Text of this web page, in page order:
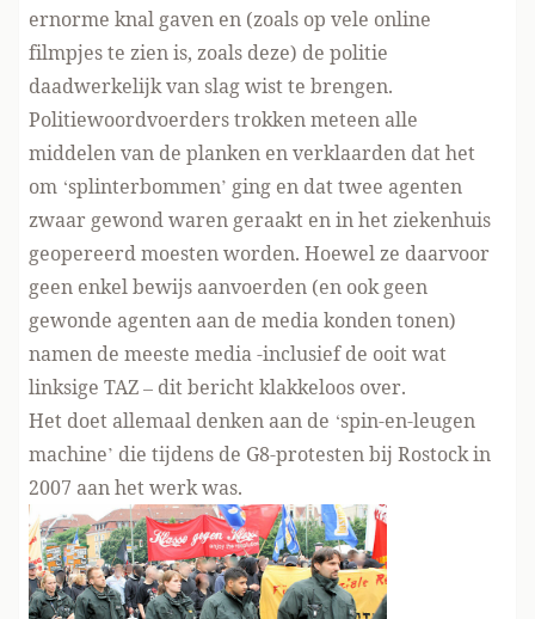
ernorme knal gaven en (zoals op vele online
filmpjes te zien is, zoals deze) de politie
daadwerkelijk van slag wist te brengen.
Politiewoordvoerders trokken meteen alle
middelen van de planken en verklaarden dat het
om ‘splinterbommen’ ging en dat twee agenten
zwaar gewond waren geraakt en in het ziekenhuis
geopereerd moesten worden. Hoewel ze daarvoor
geen enkel bewijs aanvoerden (en ook geen
gewonde agenten aan de media konden tonen)
namen de meeste media -inclusief de ooit wat
linksige TAZ – dit bericht klakkeloos over.
Het doet allemaal denken aan de ‘spin-en-leugen
machine’ die tijdens de G8-protesten bij Rostock in
2007 aan het werk was.